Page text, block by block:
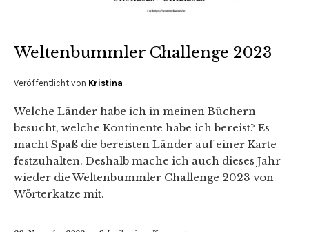
Weltenbummler Challenge 2023
Veröffentlicht von Kristina
Welche Länder habe ich in meinen Büchern
besucht, welche Kontinente habe ich bereist? Es
macht Spaß die bereisten Länder auf einer Karte
festzuhalten. Deshalb mache ich auch dieses Jahr
wieder die Weltenbummler Challenge 2023 von
Wörterkatze mit.